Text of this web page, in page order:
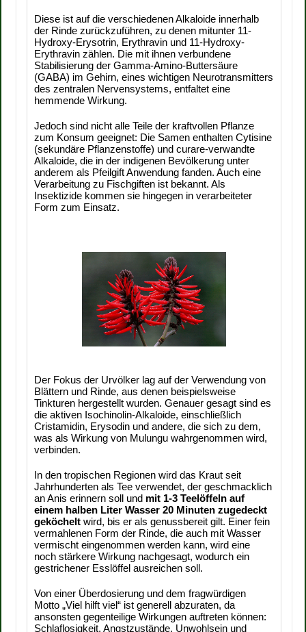
Diese ist auf die verschiedenen Alkaloide innerhalb
der Rinde zurückzuführen, zu denen mitunter 11-
Hydroxy-Erysotrin, Erythravin und 11-Hydroxy-
Erythravin zählen. Die mit ihnen verbundene
Stabilisierung der Gamma-Amino-Buttersäure
(GABA) im Gehirn, eines wichtigen Neurotransmitters
des zentralen Nervensystems, entfaltet eine
hemmende Wirkung.
Jedoch sind nicht alle Teile der kraftvollen Pflanze
zum Konsum geeignet: Die Samen enthalten Cytisine
(sekundäre Pflanzenstoffe) und curare-verwandte
Alkaloide, die in der indigenen Bevölkerung unter
anderem als Pfeilgift Anwendung fanden. Auch eine
Verarbeitung zu Fischgiften ist bekannt. Als
Insektizide kommen sie hingegen in verarbeiteter
Form zum Einsatz.
Der Fokus der Urvölker lag auf der Verwendung von
Blättern und Rinde, aus denen beispielsweise
Tinkturen hergestellt wurden. Genauer gesagt sind es
die aktiven Isochinolin-Alkaloide, einschließlich
Cristamidin, Erysodin und andere, die sich zu dem,
was als Wirkung von Mulungu wahrgenommen wird,
verbinden.
In den tropischen Regionen wird das Kraut seit
Jahrhunderten als Tee verwendet, der geschmacklich
an Anis erinnern soll und mit 1-3 Teelöffeln auf
einem halben Liter Wasser 20 Minuten zugedeckt
geköchelt wird, bis er als genussbereit gilt. Einer fein
vermahlenen Form der Rinde, die auch mit Wasser
vermischt eingenommen werden kann, wird eine
noch stärkere Wirkung nachgesagt, wodurch ein
gestrichener Esslöffel ausreichen soll.
Von einer Überdosierung und dem fragwürdigen
Motto „Viel hilft viel“ ist generell abzuraten, da
ansonsten gegenteilige Wirkungen auftreten können:
Schlaflosigkeit, Angstzustände, Unwohlsein und